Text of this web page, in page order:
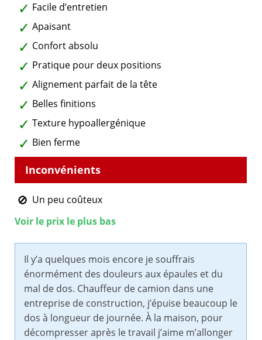
Facile d’entretien
Apaisant
Confort absolu
Pratique pour deux positions
Alignement parfait de la tête
Belles finitions
Texture hypoallergénique
Bien ferme
Un peu coûteux
Voir le prix le plus bas
Il y’a quelques mois encore je souffrais
énormément des douleurs aux épaules et du
mal de dos. Chauffeur de camion dans une
entreprise de construction, j’épuise beaucoup le
dos à longueur de journée. À la maison, pour
décompresser après le travail j’aime m’allonger